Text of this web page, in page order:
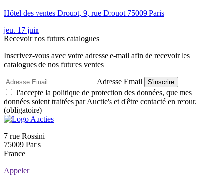
Hôtel des ventes Drouot, 9, rue Drouot 75009 Paris
jeu. 17 juin
Recevoir nos futurs catalogues
Inscrivez-vous avec votre adresse e-mail afin de recevoir les
catalogues de nos futures ventes
Adresse Email S'inscrire
J'accepte la politique de protection des données, que mes
données soient traitées par Auctie's et d'être contacté en retour.
(obligatoire)
7 rue Rossini
75009 Paris
France
Appeler